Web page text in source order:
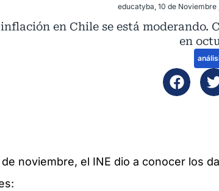
educatyba , 10 de
en Chile se está moderando.
en
de noviembre, el INE dio a conocer los